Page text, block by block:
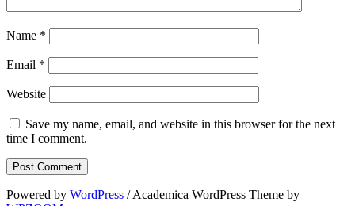
Name *
Email *
Website
Save my name, email, and website in this browser for the next
time I comment.
Powered by WordPress / Academica WordPress Theme by